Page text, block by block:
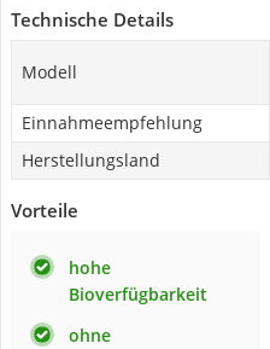
Technische Details
Modell
Einnahmeempfehlung
Herstellungsland
Vorteile
hohe
Bioverfügbarkeit
ohne